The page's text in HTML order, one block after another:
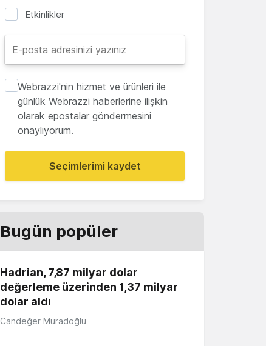
Etkinlikler
Webrazzi'nin hizmet ve ürünleri ile
günlük Webrazzi haberlerine ilişkin
olarak epostalar göndermesini
onaylıyorum.
Seçimlerimi kaydet
Bugün popüler
Hadrian, 7,87 milyar dolar
değerleme üzerinden 1,37 milyar
dolar aldı
Candeğer Muradoğlu